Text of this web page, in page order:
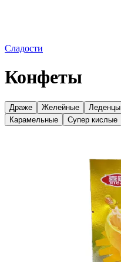
Сладости
Конфеты
Драже Желейные Леденцы
Карамельные
Супер кислые